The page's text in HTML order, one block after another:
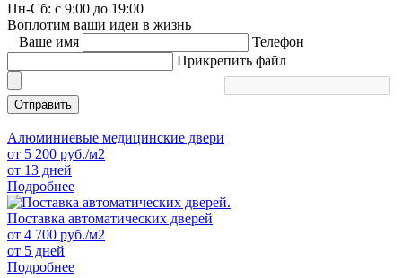
Пн-Сб: с 9:00 до 19:00
Воплотим ваши идеи в жизнь
Ваше имя
Телефон
Прикрепить файл
Отправить
Алюминиевые медицинские двери
от 5 200 руб./м2
от 13 дней
Подробнее
Поставка автоматических дверей
от 4 700 руб./м2
от 5 дней
Подробнее